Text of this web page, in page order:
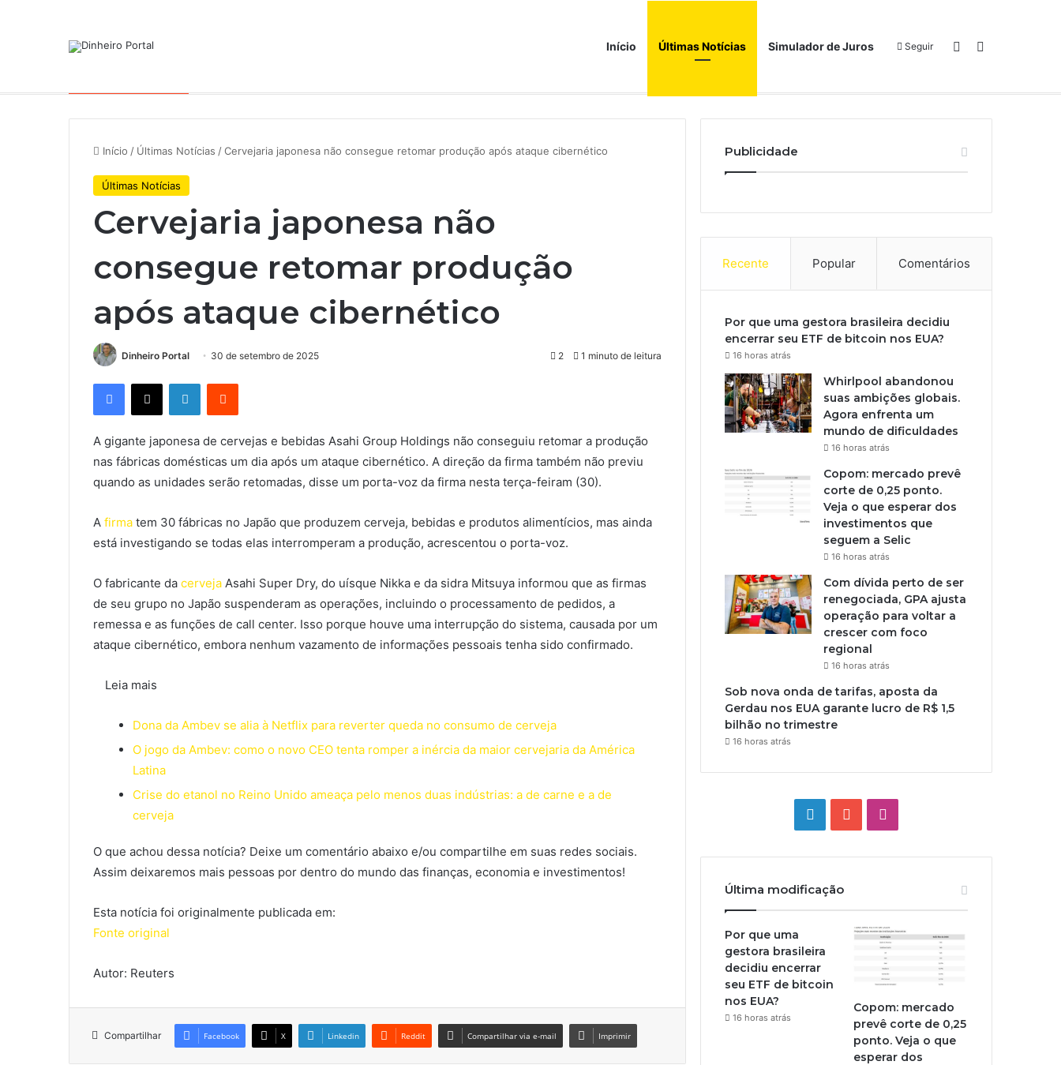
Início Últimas Notícias Simulador de Juros Seguir Switch skin
Início / Últimas Notícias /Cervejaria japonesa não consegue retomar produção após ataque cibernético
Últimas Notícias
Cervejaria japonesa não
consegue retomar produção
após ataque cibernético
Dinheiro Portal 30 de setembro de 2025 2 1 minuto de leitura
Facebook
X LinkedinReddit
A gigante japonesa de cervejas e bebidas Asahi Group Holdings não conseguiu retomar a produção
nas fábricas domésticas um dia após um ataque cibernético. A direção da firma também não previu
quando as unidades serão retomadas, disse um porta-voz da firma nesta terça-feiram (30).
A firma tem 30 fábricas no Japão que produzem cerveja, bebidas e produtos alimentícios, mas ainda
está investigando se todas elas interromperam a produção, acrescentou o porta-voz.
O fabricante da cerveja Asahi Super Dry, do uísque Nikka e da sidra Mitsuya informou que as firmas
de seu grupo no Japão suspenderam as operações, incluindo o processamento de pedidos, a
remessa e as funções de call center. Isso porque houve uma interrupção do sistema, causada por um
ataque cibernético, embora nenhum vazamento de informações pessoais tenha sido confirmado.
Leia mais
Dona da Ambev se alia à Netflix para reverter queda no consumo de cerveja
O jogo da Ambev: como o novo CEO tenta romper a inércia da maior cervejaria da América
Latina
Crise do etanol no Reino Unido ameaça pelo menos duas indústrias: a de carne e a de
cerveja
O que achou dessa notícia? Deixe um comentário abaixo e/ou compartilhe em suas redes sociais.
Assim deixaremos mais pessoas por dentro do mundo das finanças, economia e investimentos!
Esta notícia foi originalmente publicada em:
Fonte original
Autor: Reuters
Compartilhar Facebook X Linkedin Reddit Compartilhar via e-mail Imprimir
Publicidade
Recente Popular Comentários
Por que uma gestora brasileira decidiu
encerrar seu ETF de bitcoin nos EUA?
16 horas atrás
Whirlpool abandonou
suas ambições globais.
Agora enfrenta um
mundo de dificuldades
16 horas atrás
Copom: mercado prevê
corte de 0,25 ponto.
Veja o que esperar dos
investimentos que
seguem a Selic
16 horas atrás
Com dívida perto de ser
renegociada, GPA ajusta
operação para voltar a
crescer com foco
regional
16 horas atrás
Sob nova onda de tarifas, aposta da
Gerdau nos EUA garante lucro de R$ 1,5
bilhão no trimestre
16 horas atrás
LinkedinYouTube
Última modificação
Por que uma
gestora brasileira
decidiu encerrar
seu ETF de bitcoin
nos EUA?
16 horas atrás
Copom: mercado
prevê corte de 0,25
ponto. Veja o que
esperar dos